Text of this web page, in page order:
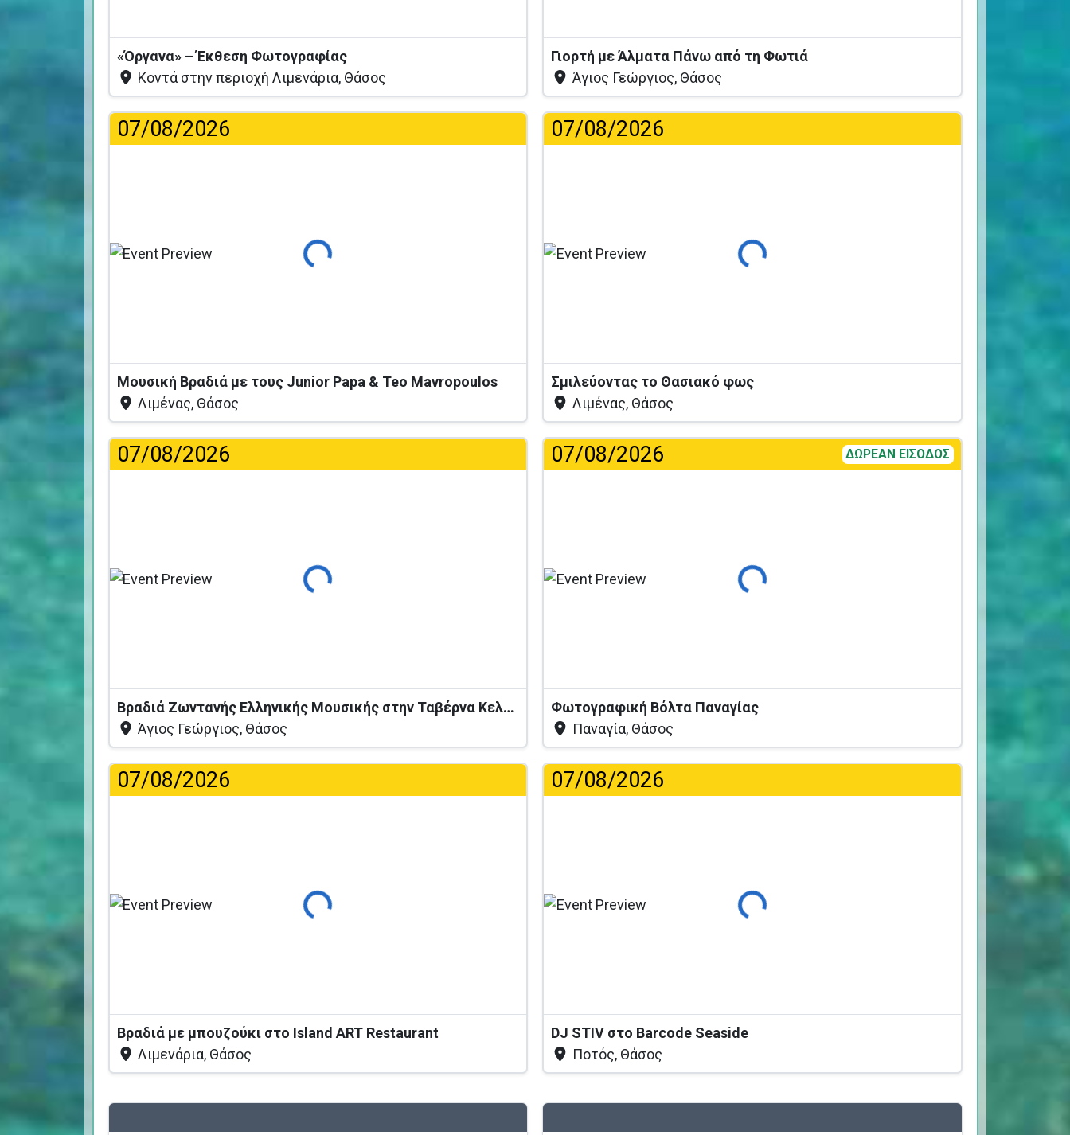
«Όργανα» – Έκθεση Φωτογραφίας
Κοντά στην περιοχή Λιμενάρια, Θάσος
Γιορτή με Άλματα Πάνω από τη Φωτιά
Άγιος Γεώργιος, Θάσος
07/08/2026
Φόρτωση...
Μουσική Βραδιά με τους Junior Papa & Teo Mavropoulos
Λιμένας, Θάσος
07/08/2026
Φόρτωση...
Σμιλεύοντας το Θασιακό φως
Λιμένας, Θάσος
07/08/2026
Φόρτωση...
Βραδιά Ζωντανής Ελληνικής Μουσικής στην Ταβέρνα Κελάρι
Άγιος Γεώργιος, Θάσος
07/08/2026 ΔΩΡΕΑΝ ΕΙΣΟΔΟΣ
Φόρτωση...
Φωτογραφική Βόλτα Παναγίας
Παναγία, Θάσος
07/08/2026
Φόρτωση...
Βραδιά με μπουζούκι στο Island ART Restaurant
Λιμενάρια, Θάσος
07/08/2026
Φόρτωση...
DJ STIV στο Barcode Seaside
Ποτός, Θάσος